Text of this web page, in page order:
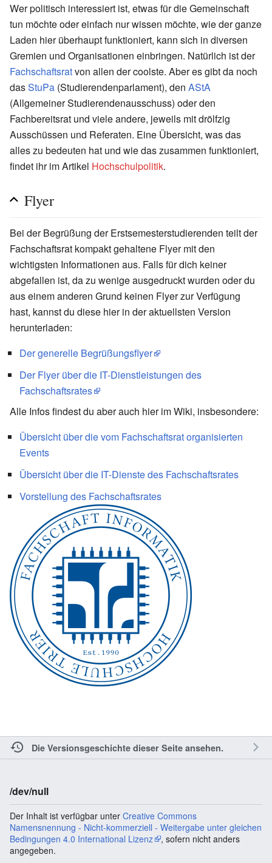
Wer politisch interessiert ist, etwas für die Gemeinschaft
tun möchte oder einfach nur wissen möchte, wie der ganze
Laden hier überhaupt funktioniert, kann sich in diversen
Gremien und Organisationen einbringen. Natürlich ist der
Fachschaftsratvon allen der coolste. Aber es gibt da noch
dasStuPa (Studierendenparlament), den AStA
(Allgemeiner Studierendenausschuss) oder den
Fachbereitsrat und viele andere, jeweils mit drölfzig
Ausschüssen und Referaten. Eine Übersicht, was das
alles zu bedeuten hat und wie das zusammen funktioniert,
findet ihr im Artikel Hochschulpolitik.
Flyer
Bei der Begrüßung der Erstsemesterstudierenden teilt der
Fachschaftsrat kompakt gehaltene Flyer mit den
wichtigsten Informationen aus. Falls für dich keiner
abgefallen ist, da zu wenige ausgedruckt wurden oder du
aus einem anderen Grund keinen Flyer zur Verfügung
hast, kannst du diese hier in der aktuellsten Version
herunterladen:
Der generelle Begrüßungsflyer
Der Flyer über die IT-Dienstleistungen des
Fachschaftsrates
Alle Infos findest du aber auch hier im Wiki, insbesondere:
Übersicht über die vom Fachschaftsrat organisierten
Events
Übersicht über die IT-Dienste des Fachschaftsrates
Vorstellung des Fachschaftsrates
Die Versionsgeschichte dieser Seite ansehen.
/dev/null
Der Inhalt ist verfügbar unter Creative Commons
Namensnennung - Nicht-kommerziell - Weitergabe unter gleichen
Bedingungen 4.0 International Lizenz
, sofern nicht anders
angegeben.